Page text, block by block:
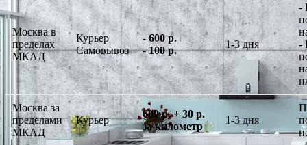
Москва в
пределах
МКАД
Курьер
Самовывоз
-600 р.
-100 р.
1-3 дня
-
-
Москва за
пределами
МКАД
Курьер
600 р. + 30 р.
за километр
1-3 дня